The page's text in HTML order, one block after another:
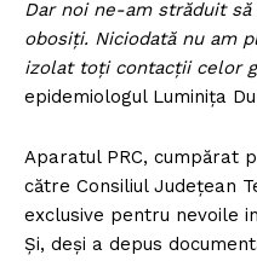
FREEDOM
PRESShub
Despre noi / Echipa
Proiecte editoriale
Dar noi ne-am străduit
obosiți. Niciodată nu am
izolat toți contacții celor
epidemiologul Luminița
Aparatul PRC, cumpărat
către Consiliul Județean
exclusive pentru nevoile
Și, deși a depus